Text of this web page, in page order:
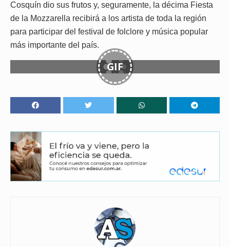
Cosquín dio sus frutos y, seguramente, la décima Fiesta
de la Mozzarella recibirá a los artista de toda la región
para participar del festival de folclore y música popular
más importante del país.
GIF